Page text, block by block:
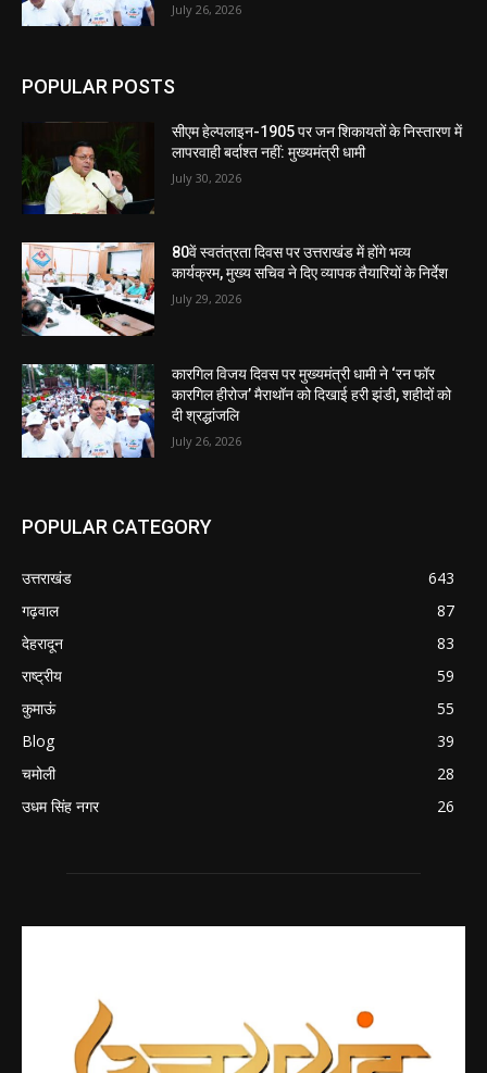
July 26, 2026
POPULAR POSTS
सीएम हेल्पलाइन-1905 पर जन शिकायतों के निस्तारण में
लापरवाही बर्दाश्त नहीं: मुख्यमंत्री धामी
July 30, 2026
80वें स्वतंत्रता दिवस पर उत्तराखंड में होंगे भव्य
कार्यक्रम, मुख्य सचिव ने दिए व्यापक तैयारियों के निर्देश
July 29, 2026
कारगिल विजय दिवस पर मुख्यमंत्री धामी ने ‘रन फॉर
कारगिल हीरोज’ मैराथॉन को दिखाई हरी झंडी, शहीदों को
दी श्रद्धांजलि
July 26, 2026
POPULAR CATEGORY
उत्तराखंड
643
गढ़वाल
87
देहरादून
83
राष्ट्रीय
59
कुमाऊं
55
Blog
39
चमोली
28
उधम सिंह नगर
26